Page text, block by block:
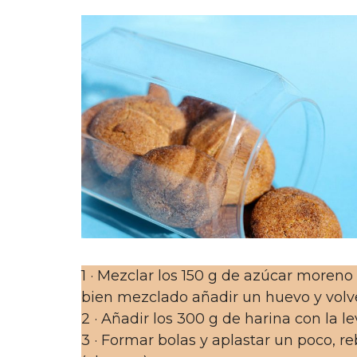
1 · Mezclar los 150 g de azúcar
bien mezclado añadir un huevo y
2 · Añadir los 300 g de harina con la
3 · Formar bolas y aplastar un poco,